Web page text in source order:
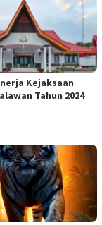
Kejaksaan
Tahun 2024